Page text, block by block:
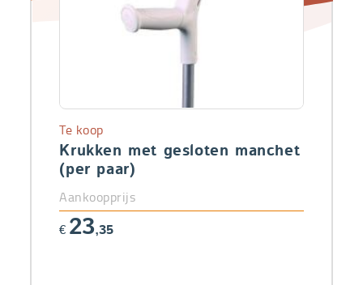
Krukken met gesloten manchet
(per paar)
Te koop
Aankoopprijs
€ 23,35